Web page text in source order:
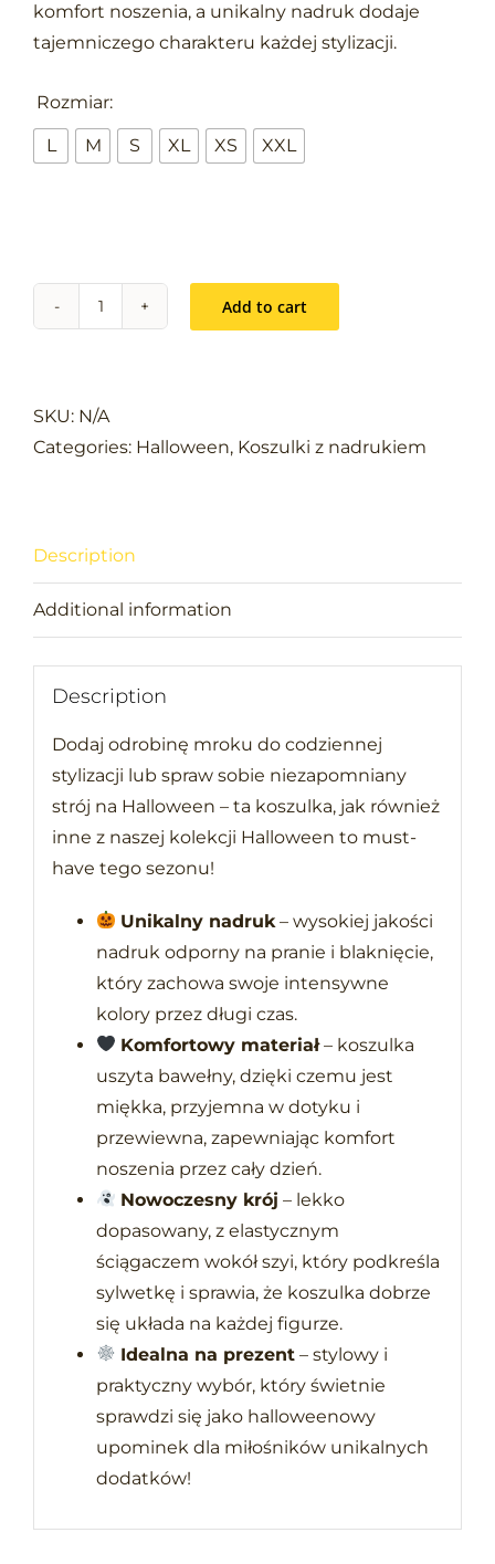
komfort noszenia, a unikalny nadruk dodaje
tajemniczego charakteru każdej stylizacji.
Rozmiar:
L M S XL XS XXL
drink,
be
Add to cart
SKU: N/A
Categories: Halloween, Koszulki z nadrukiem
Description
Additional information
Description
Dodaj odrobinę mroku do codziennej
stylizacji lub spraw sobie niezapomniany
strój na Halloween – ta koszulka, jak również
inne z naszej kolekcji Halloween to must-
have tego sezonu!
Unikalny nadruk– wysokiej jakości
nadruk odporny na pranie i blaknięcie,
który zachowa swoje intensywne
kolory przez długi czas.
Komfortowy materiał– koszulka
uszyta bawełny, dzięki czemu jest
miękka, przyjemna w dotyku i
przewiewna, zapewniając komfort
noszenia przez cały dzień.
Nowoczesny krój – lekko
dopasowany, z elastycznym
ściągaczem wokół szyi, który podkreśla
sylwetkę i sprawia, że koszulka dobrze
się układa na każdej figurze.
Idealna na prezent– stylowy i
praktyczny wybór, który świetnie
sprawdzi się jako halloweenowy
upominek dla miłośników unikalnych
dodatków!